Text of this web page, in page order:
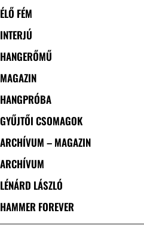
ÉLŐ FÉM
INTERJÚ
HANGERŐMŰ
MAGAZIN
HANGPRÓBA
GYŰJTŐI CSOMAGOK
ARCHÍVUM – MAGAZIN
ARCHÍVUM
LÉNÁRD LÁSZLÓ
HAMMER FOREVER